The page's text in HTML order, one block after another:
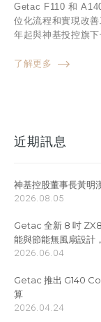
Getac F110 和
位化流程和實現改
年起與神基投控旗
了解更多
近期訊息
神基控股董事長黃明
2026.08.05
Getac 全新 8 吋
能與節能無風扇設計
2026.06.04
Getac 推出 G140
算
2026.04.24